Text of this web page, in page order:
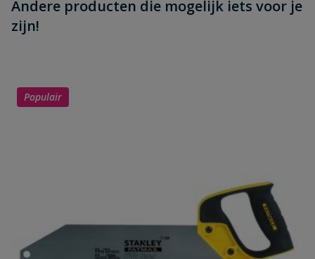
Andere producten die mogelijk iets voor je
zijn!
Populair